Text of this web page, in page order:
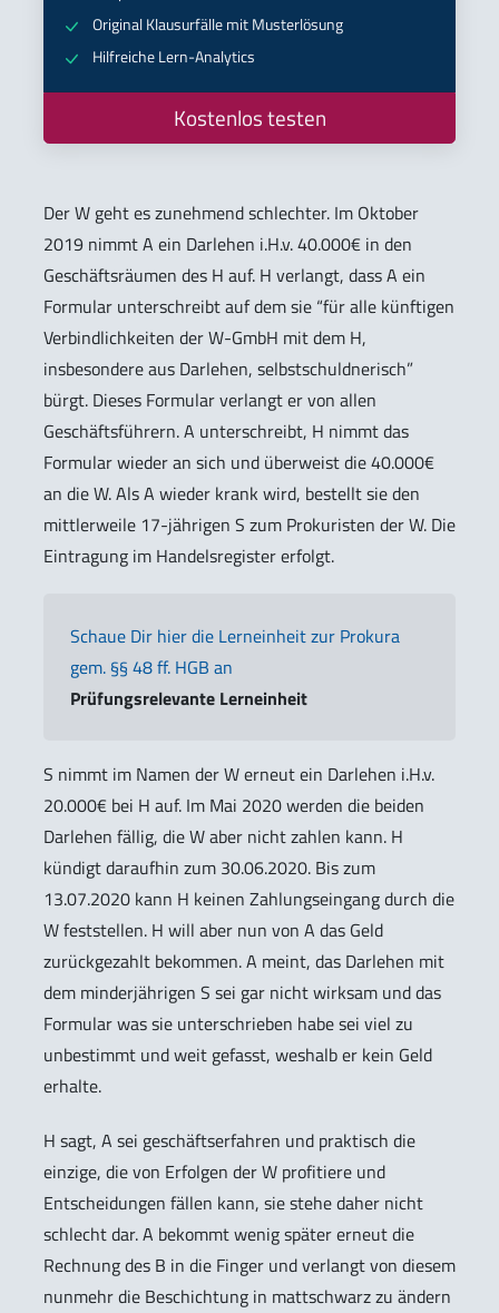
Original Klausurfälle mit Musterlösung
Hilfreiche Lern-Analytics
Kostenlos testen
Der W geht es zunehmend schlechter. Im Oktober
2019 nimmt A ein Darlehen i.H.v. 40.000€ in den
Geschäftsräumen des H auf. H verlangt, dass A ein
Formular unterschreibt auf dem sie “für alle künftigen
Verbindlichkeiten der W-GmbH mit dem H,
insbesondere aus Darlehen, selbstschuldnerisch”
bürgt. Dieses Formular verlangt er von allen
Geschäftsführern. A unterschreibt, H nimmt das
Formular wieder an sich und überweist die 40.000€
an die W. Als A wieder krank wird, bestellt sie den
mittlerweile 17-jährigen S zum Prokuristen der W. Die
Eintragung im Handelsregister erfolgt.
Schaue Dir hier die Lerneinheit zur Prokura
gem. §§ 48 ff. HGB an
Prüfungsrelevante Lerneinheit
S nimmt im Namen der W erneut ein Darlehen i.H.v.
20.000€ bei H auf. Im Mai 2020 werden die beiden
Darlehen fällig, die W aber nicht zahlen kann. H
kündigt daraufhin zum 30.06.2020. Bis zum
13.07.2020 kann H keinen Zahlungseingang durch die
W feststellen. H will aber nun von A das Geld
zurückgezahlt bekommen. A meint, das Darlehen mit
dem minderjährigen S sei gar nicht wirksam und das
Formular was sie unterschrieben habe sei viel zu
unbestimmt und weit gefasst, weshalb er kein Geld
erhalte.
H sagt, A sei geschäftserfahren und praktisch die
einzige, die von Erfolgen der W profitiere und
Entscheidungen fällen kann, sie stehe daher nicht
schlecht dar. A bekommt wenig später erneut die
Rechnung des B in die Finger und verlangt von diesem
nunmehr die Beschichtung in mattschwarz zu ändern